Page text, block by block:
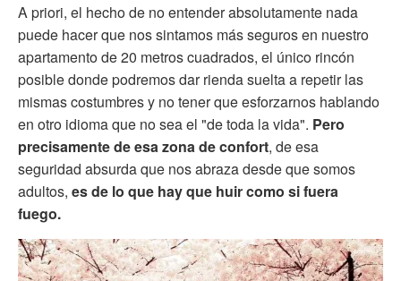
A priori, el hecho de no entender absolutamente nada
puede hacer que nos sintamos más seguros en nuestro
apartamento de 20 metros cuadrados, el único rincón
posible donde podremos dar rienda suelta a repetir las
mismas costumbres y no tener que esforzarnos hablando
en otro idioma que no sea el "de toda la vida". Pero
precisamente de esa zona de confort, de esa
seguridad absurda que nos abraza desde que somos
adultos, es de lo que hay que huir como si fuera
fuego.